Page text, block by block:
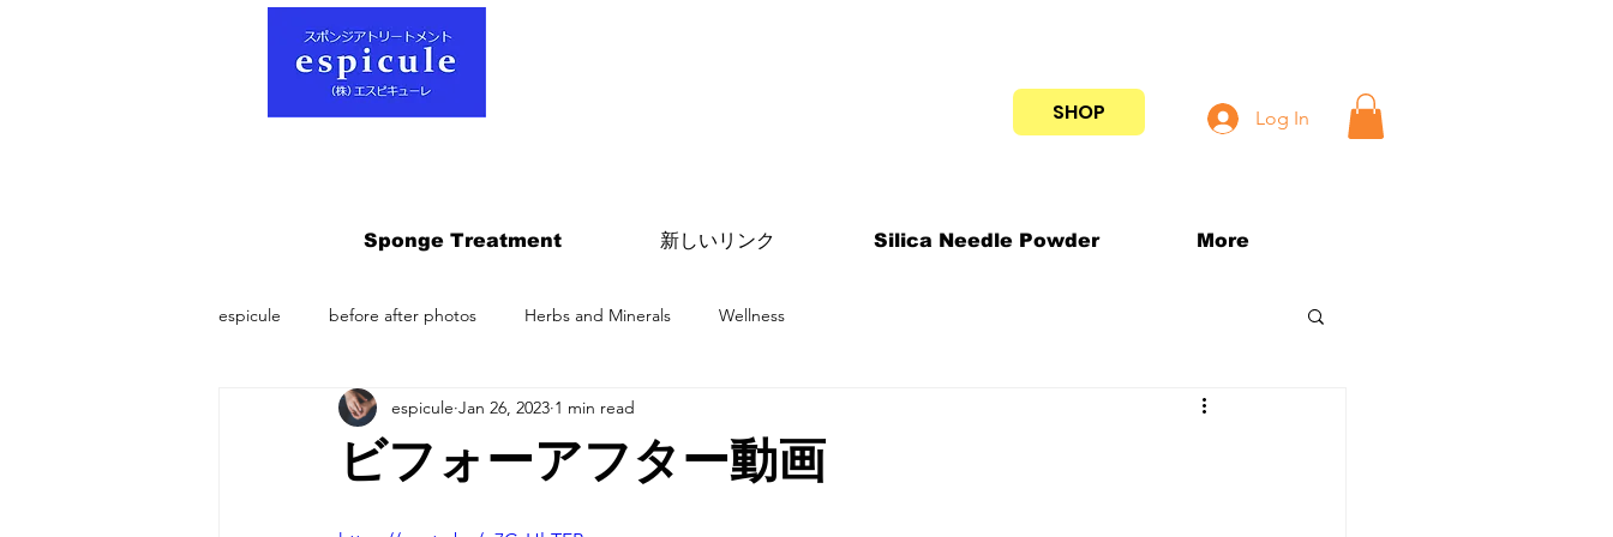
SHOP Log In
Sponge Treatment 新しいリンク Silica Needle Powder More
espicule before after photos Herbs and Minerals Wellness
ビフォーアフター動画
espicule Jan 26, 2023 1 min read